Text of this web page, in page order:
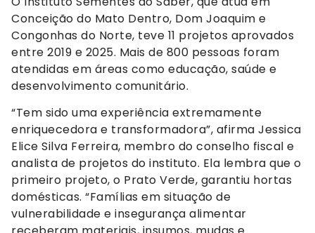
Conceição do Mato Dentro, Dom Joaquim e
Congonhas do Norte, teve 11 projetos aprovados
entre 2019 e 2025. Mais de 800 pessoas foram
atendidas em áreas como educação, saúde e
desenvolvimento comunitário.
“Tem sido uma experiência extremamente
enriquecedora e transformadora”, afirma Jessica
Elice Silva Ferreira, membro do conselho fiscal e
analista de projetos do instituto. Ela lembra que o
primeiro projeto, o Prato Verde, garantiu hortas
domésticas. “Famílias em situação de
vulnerabilidade e insegurança alimentar